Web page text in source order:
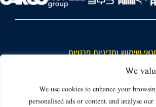
We
We use cookies to enhance your
personalised ads or content, and analyse
שימוש ומדיניות פרטיות
באצטדיון ותנאי שימוש בכרטיסים
דרושים